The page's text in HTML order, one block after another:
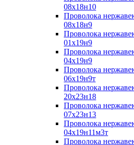
08х18н10
Проволока
08х18н9
Проволока
01х19н9
Проволока
04х19н9
Проволока
06х19н9т
Проволока
20х23н18
Проволока
07х23н13
Проволока
04х19н11м3т
Проволока